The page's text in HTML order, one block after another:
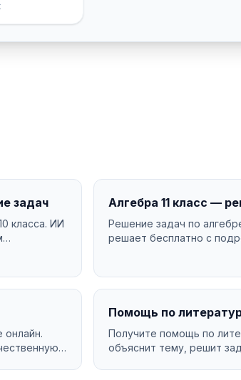
задач
класса. ИИ
Алгебра 11 класс —
Решение задач по
решает бесплатно с
онлайн.
Помощь по
Получите помощь по
объяснит тему, решит